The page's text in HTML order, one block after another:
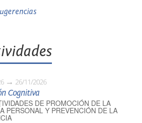
26/11/2026
Cognitiva
DE PROMOCIÓN DE LA
PERSONAL Y PREVENCIÓN DE LA